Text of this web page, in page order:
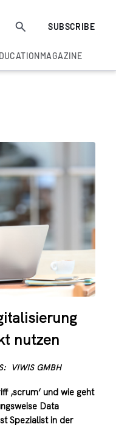
SUBSCRIBE
MAGAZINE
nutzen
VIWIS GMBH
‚scrum‘ und wie geht
Data
Spezialist in der